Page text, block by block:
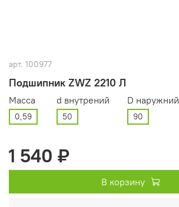
арт. 100977
Подшипник ZWZ 2210 Л
Масса
0,59
d внутрений
50
D наружний
90
1 540 ₽
В корзину